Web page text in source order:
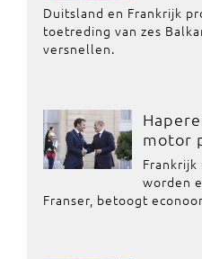
Duitsland en Frankrijk
toetreding van zes
versnellen.
motor
worden
Franser, betoogt